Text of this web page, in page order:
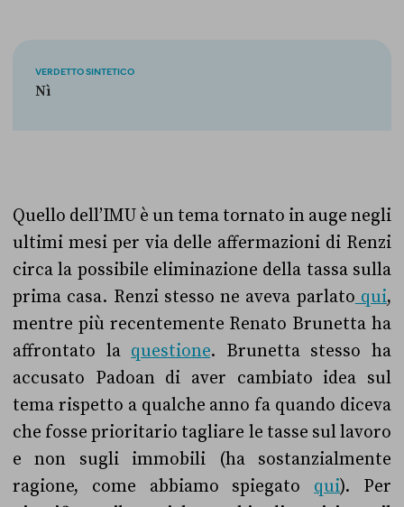
VERDETTO SINTETICO
Nì
Quello dell’IMU è un tema tornato in auge negli
ultimi mesi per via delle affermazioni di Renzi
circa la possibile eliminazione della tassa sulla
prima casa. Renzi stesso ne aveva parlato qui,
mentre più recentemente Renato Brunetta ha
affrontato la questione. Brunetta stesso ha
accusato Padoan di aver cambiato idea sul
tema rispetto a qualche anno fa quando diceva
che fosse prioritario tagliare le tasse sul lavoro
e non sugli immobili (ha sostanzialmente
ragione, come abbiamo spiegato qui). Per